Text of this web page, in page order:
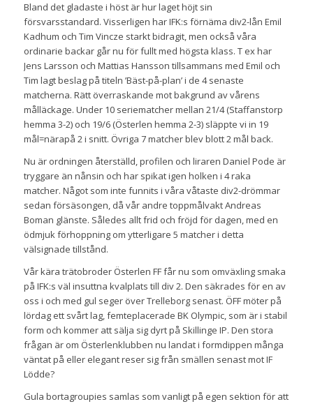
Bland det gladaste i höst är hur laget höjt sin
försvarsstandard. Visserligen har IFK:s förnäma div2-lån Emil
Kadhum och Tim Vincze starkt bidragit, men också våra
ordinarie backar går nu för fullt med högsta klass. T ex har
Jens Larsson och Mattias Hansson tillsammans med Emil och
Tim lagt beslag på titeln ’Bäst-på-plan’ i de 4 senaste
matcherna. Rätt överraskande mot bakgrund av vårens
målläckage. Under 10 seriematcher mellan 21/4 (Staffanstorp
hemma 3-2) och 19/6 (Österlen hemma 2-3) släppte vi in 19
mål=närapå 2 i snitt. Övriga 7 matcher blev blott 2 mål back.
Nu är ordningen återställd, profilen och liraren Daniel Pode är
tryggare än nånsin och har spikat igen holken i 4 raka
matcher. Något som inte funnits i våra våtaste div2-drömmar
sedan försäsongen, då vår andre toppmålvakt Andreas
Boman glänste. Således allt frid och fröjd för dagen, med en
ödmjuk förhoppning om ytterligare 5 matcher i detta
välsignade tillstånd.
Vår kära trätobroder Österlen FF får nu som omväxling smaka
på IFK:s väl insuttna kvalplats till div 2. Den säkrades för en av
oss i och med gul seger över Trelleborg senast. ÖFF möter på
lördag ett svårt lag, femteplacerade BK Olympic, som är i stabil
form och kommer att sälja sig dyrt på Skillinge IP. Den stora
frågan är om Österlenklubben nu landat i formdippen många
väntat på eller elegant reser sig från smällen senast mot IF
Lödde?
Gula bortagroupies samlas som vanligt på egen sektion för att